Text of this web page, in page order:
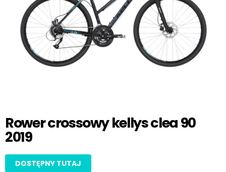
Rower crossowy kellys clea 90
2019
DOSTĘPNY TUTAJ